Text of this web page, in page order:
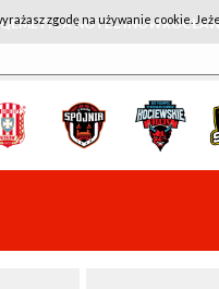
NOTEĆ
zgodę na używanie cookie.